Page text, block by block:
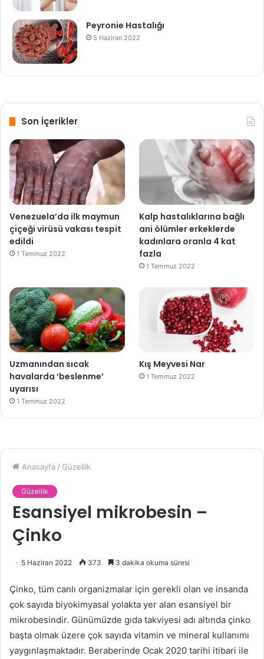
Share
Aile Eşi Hamile Hamilelik
Psikolojik
Peyronie Hastalığı
5 Haziran 2022
Son İçerikler
Venezuela’da ilk maymun
çiçeği virüsü vakası tespit
edildi
1 Temmuz 2022
Kalp hastalıklarına bağlı
ani ölümler erkeklerde
kadınlara oranla 4 kat
fazla
1 Temmuz 2022
Uzmanından sıcak
havalarda ‘beslenme’
uyarısı
1 Temmuz 2022
Kış Meyvesi Nar
1 Temmuz 2022